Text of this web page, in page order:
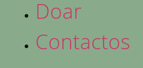
Doar
Contactos